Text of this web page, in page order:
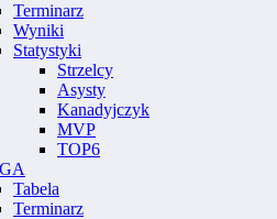
Terminarz
Wyniki
Statystyki
Strzelcy
Asysty
Kanadyjczyk
MVP
TOP6
Tabela
Terminarz